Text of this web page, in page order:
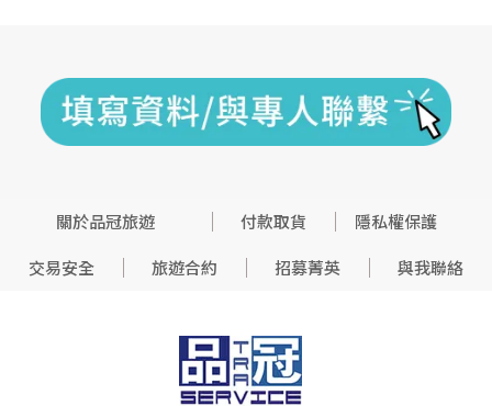
關於品冠旅遊 付款取貨
隱私權保護
交易安全
旅遊合約 招募菁英 與我聯絡